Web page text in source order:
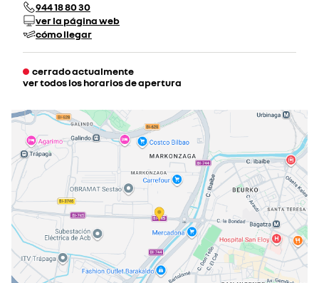
944 18 80 30
ver la página web
cómo llegar
cerrado actualmente
ver todos los horarios de apertura
martes
09:30 - 13:30
16:00 - 20:00
miércoles
09:30 - 13:30
16:00 - 20:00
jueves
09:30 - 13:30
16:00 - 20:00
viernes
09:30 - 13:30
16:00 - 20:00
sábado
10:00 - 13:30cerrado actualmente
domingo
cerrado actualmente